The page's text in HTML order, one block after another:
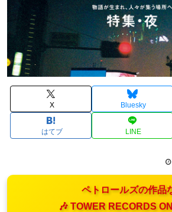
X Bluesky
はてブ LINE
ペトロールズの作品
🎶 TOWER RECORDS